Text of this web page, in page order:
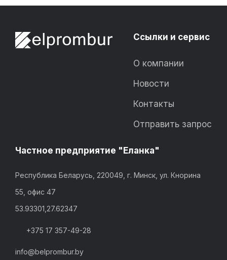
Ссылки и сервис
О компании
Новости
Контакты
Отправить запрос
Частное предприятие "Еланка"
Республика Беларусь, 220049, г. Минск, ул. Кнорина
55, офис 47
53.93301,27.62347
+375 17 357-49-28
info@belprombur.by